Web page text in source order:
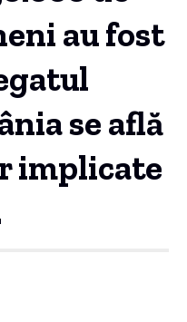
au fost
se află
implicate